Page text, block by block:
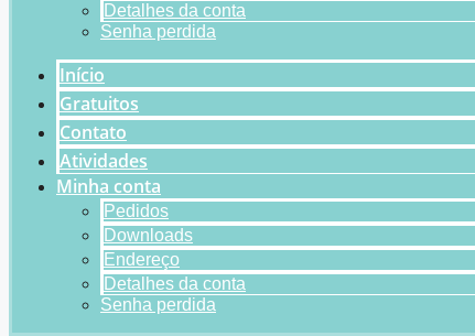
Detalhes da conta
Senha perdida
Início
Gratuitos
Contato
Atividades
Minha conta
Pedidos
Downloads
Endereço
Detalhes da conta
Senha perdida